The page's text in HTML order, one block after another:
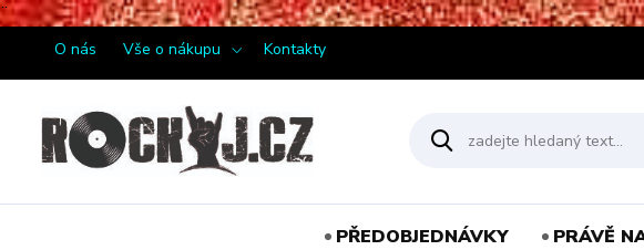
¨
O nás Vše o nákupu Kontakty
PŘEDOBJEDNÁVKY PRÁVĚ